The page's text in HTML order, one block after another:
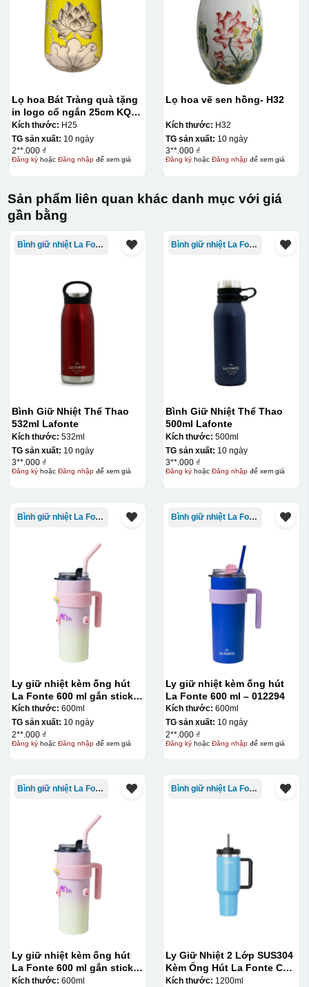
Lọ hoa Bát Tràng quà tặng
in logo cổ ngắn 25cm KQ-
LH02
Kích thước: H25
TG sản xuất: 10 ngày
2**.000 ₫
Đăng kýhoặc Đăng nhậpđể xem giá
Lọ hoa vẽ sen hồng- H32
Kích thước: H32
TG sản xuất: 10 ngày
3**.000 ₫
Đăng kýhoặc Đăng nhậpđể xem giá
Sản phẩm liên quan khác danh mục với giá
gần bằng
Bình giữ nhiệt La Fonte
Bình Giữ Nhiệt Thể Thao
532ml Lafonte
Kích thước: 532ml
TG sản xuất: 10 ngày
3**.000 ₫
Đăng kýhoặc Đăng nhậpđể xem giá
Bình giữ nhiệt La Fonte
Bình Giữ Nhiệt Thể Thao
500ml Lafonte
Kích thước: 500ml
TG sản xuất: 10 ngày
3**.000 ₫
Đăng kýhoặc Đăng nhậpđể xem giá
Bình giữ nhiệt La Fonte
Ly giữ nhiệt kèm ống hút
La Fonte 600 ml gắn sticker
– 012294
Kích thước: 600ml
TG sản xuất: 10 ngày
2**.000 ₫
Đăng kýhoặc Đăng nhậpđể xem giá
Bình giữ nhiệt La Fonte
Ly giữ nhiệt kèm ống hút
La Fonte 600 ml – 012294
Kích thước: 600ml
TG sản xuất: 10 ngày
2**.000 ₫
Đăng kýhoặc Đăng nhậpđể xem giá
Bình giữ nhiệt La Fonte
Ly giữ nhiệt kèm ống hút
La Fonte 600 ml gắn sticker
– 012294
Kích thước: 600ml
Bình giữ nhiệt La Fonte
Ly Giữ Nhiệt 2 Lớp SUS304
Kèm Ống Hút La Fonte Có
Tay Cầm 1200ml
Kích thước: 1200ml